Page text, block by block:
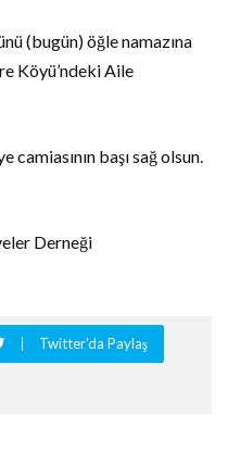
(bugün) öğle namazına
Köyü’ndeki Aile
başı sağ olsun.
Derneği
Twitter'da Paylaş